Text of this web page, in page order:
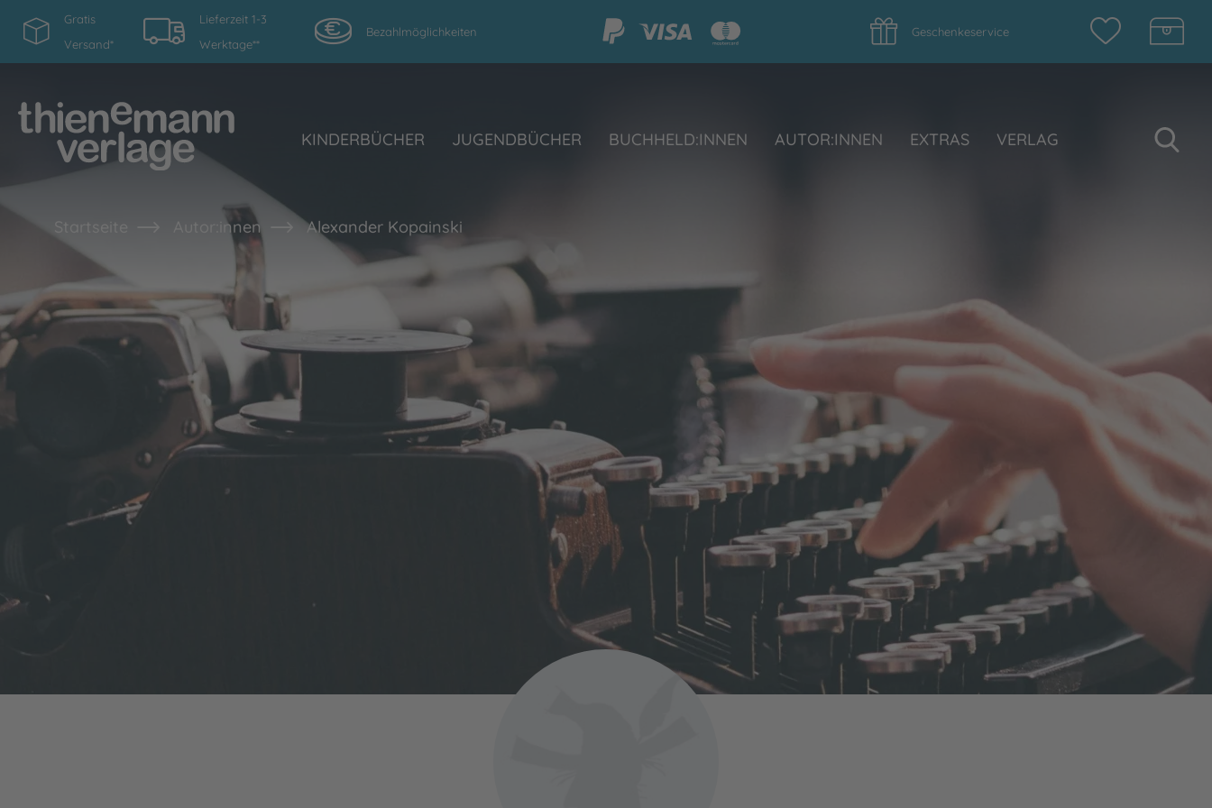
Gratis
Versand*
Lieferzeit 1-3
Werktage**
Bezahlmöglichkeiten Geschenkeservice
KINDERBÜCHER JUGENDBÜCHER BUCHHELD:INNEN AUTOR:INNEN EXTRAS VERLAG
Startseite Autor:innen Alexander Kopainski